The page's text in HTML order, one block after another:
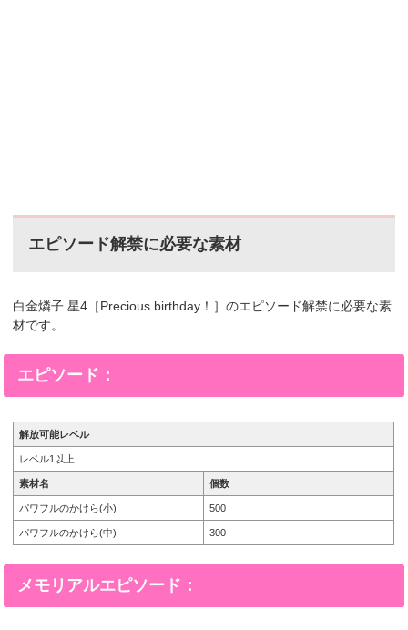
エピソード解禁に必要な素材
白金燐子 星4［Precious birthday！ ］のエピソード解禁に必要な素
材です。
エピソード：
解放可能レベル
レベル1以上
素材名 個数
パワフルのかけら(小) 500
パワフルのかけら(中) 300
メモリアルエピソード：